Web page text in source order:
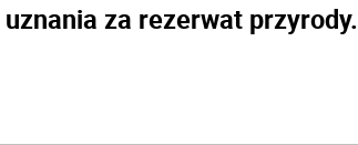
za rezerwat przyrody.